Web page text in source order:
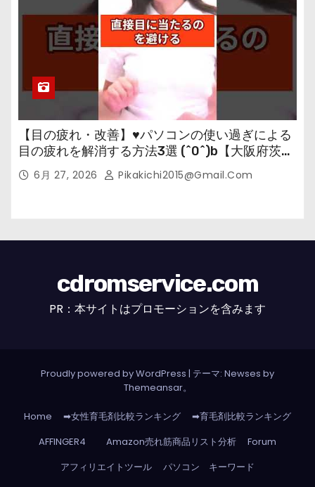
【目の疲れ・改善】♥パソコンの使い過ぎによる
目の疲れを解消する方法3選 (^0^)b【大阪府茨木
市の女性・美容鍼灸・整体師が教えます。】
6月 27, 2026 Pikakichi2015@gmail.com
cdromservice.com
PR：本サイトはプロモーションを含みます
Proudly powered by WordPress | テーマ: Newses by
Themeansar。
Home ➡女性育毛剤比較ランキング
➡育毛剤比較ランキング
AFFINGER4
Amazon売れ筋商品リスト分析
Forum
アフィリエイトツール
パソコン キーワード